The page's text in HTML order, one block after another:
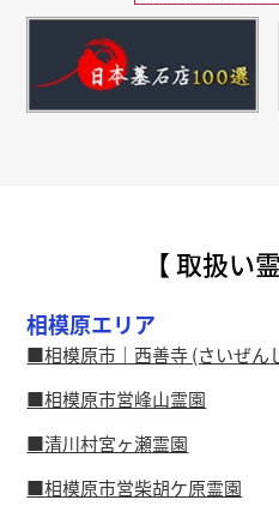
【 取扱い
相模原エリア
相模原市｜西善寺 (さいぜん
相模原市営峰山霊園
清川村宮ヶ瀬霊園
相模原市営柴胡ケ原霊園